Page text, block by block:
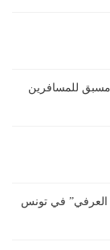
مسبق للمسافرين
العرفي” في تونس